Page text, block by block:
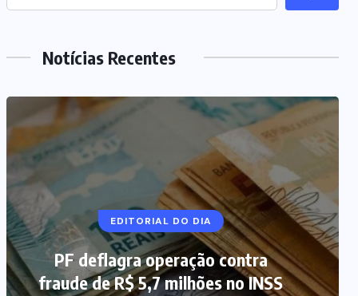
Notícias Recentes
EDITORIAL DO DIA
PF deflagra operação contra
fraude de R$ 5,7 milhões no INSS
NOTÍCIAS DO BRASIL
Mega-Sena 3.041 acumula, e
prêmio estimado chega a R$ 165